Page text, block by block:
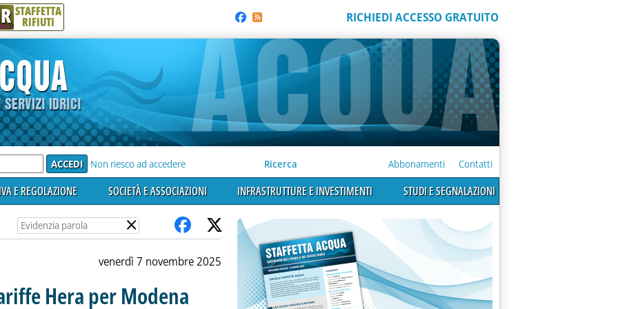
R STAFFETTA
RIFIUTI RICHIEDI ACCESSO GRATUITO
Non riesco ad accedere Ricerca Abbonamenti Contatti
E REGOLAZIONE SOCIETÀ E ASSOCIAZIONI INFRASTRUTTURE E INVESTIMENTI STUDI E SEGNALAZIONI
×
venerdì 7 novembre 2025
Hera per Modena